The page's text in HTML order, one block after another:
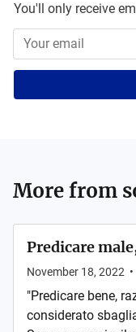
You'll only receive
More from
Predicare
November 18, 2022 •
"Predicare bene,
considerato